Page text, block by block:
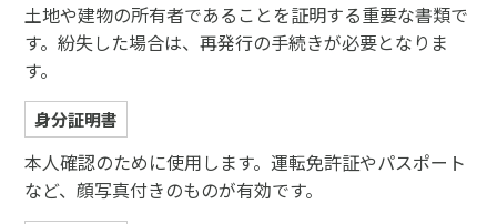
土地や建物の所有者であることを証明する重要な書類で
す。紛失した場合は、再発行の手続きが必要となりま
す。
身分証明書
本人確認のために使用します。運転免許証やパスポート
など、顔写真付きのものが有効です。